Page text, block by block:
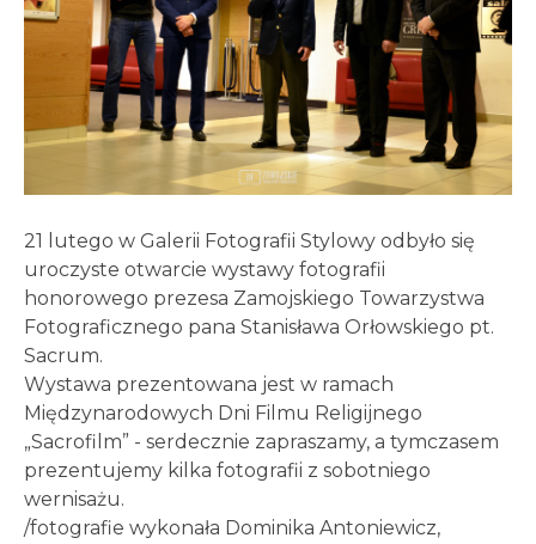
21 lutego w Galerii Fotografii Stylowy odbyło się
uroczyste otwarcie wystawy fotografii
honorowego prezesa Zamojskiego Towarzystwa
Fotograficznego pana Stanisława Orłowskiego pt.
Sacrum.
Wystawa prezentowana jest w ramach
Międzynarodowych Dni Filmu Religijnego
„Sacrofilm” - serdecznie zapraszamy, a tymczasem
prezentujemy kilka fotografii z sobotniego
wernisażu.
/fotografie wykonała Dominika Antoniewicz,